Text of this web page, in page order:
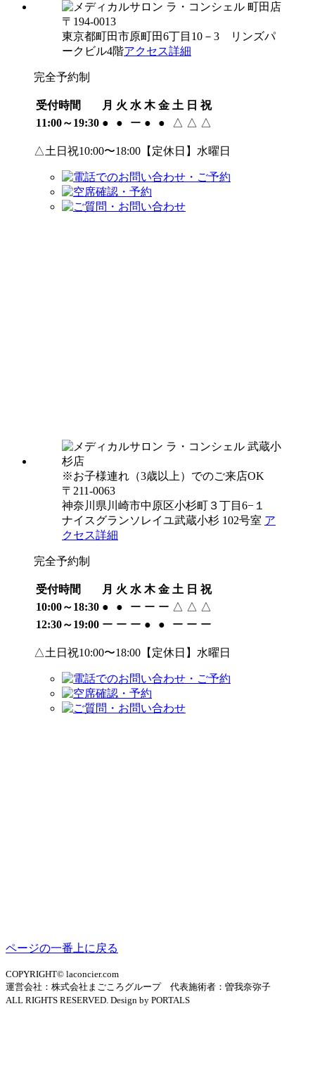
〒194-0013
東京都町田市原町田6丁目10－3 リンズパ
ークビル4階アクセス詳細
完全予約制
受付時間 月 火 水 木 金 土 日 祝
11:00～19:30 ● ● ー ● ● △ △ △
△土日祝10:00〜18:00【定休日】水曜日
※お子様連れ（3歳以上）でのご来店OK
〒211-0063
神奈川県川崎市中原区小杉町３丁目6−１
ナイスグランソレイユ武蔵小杉 102号室 ア
クセス詳細
完全予約制
受付時間 月 火 水 木 金 土 日 祝
10:00～18:30 ● ● ー ー ー △ △ △
12:30～19:00 ー ー ー ● ● ー ー ー
△土日祝10:00〜18:00【定休日】水曜日
ページの一番上に戻る
COPYRIGHT© laconcier.com
運営会社：株式会社まごころグループ 代表施術者：曽我奈弥子
ALL RIGHTS RESERVED. Design by PORTALS